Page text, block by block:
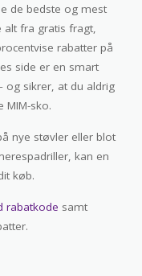
de bedste og mest
alt fra gratis fragt,
rabatter på
side er en smart
og sikrer, at du aldrig
MIM-sko.
nye støvler eller blot
kan en
køb.
rabatkode samt